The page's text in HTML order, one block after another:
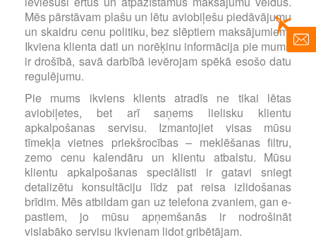
Mēs pārstāvam plašu un lētu aviobiļešu piedāvājumu
un skaidru cenu politiku, bez slēptiem maksājumiem.
Ikviena klienta dati un norēķinu informācija pie mums
ir drošībā, savā darbībā ievērojam spēkā esošo datu
regulējumu.
Pie mums ikviens klients atradīs ne tikai lētas
aviobiļetes, bet arī saņems lielisku klientu
apkalpošanas servisu. Izmantojiet visas mūsu
tīmekļa vietnes priekšrocības – meklēšanas filtru,
zemo cenu kalendāru un klientu atbalstu. Mūsu
klientu apkalpošanas speciālisti ir gatavi sniegt
detalizētu konsultāciju līdz pat reisa izlidošanas
brīdim. Mēs atbildam gan uz telefona zvaniem, gan e-
pastiem, jo mūsu apņemšanās ir nodrošināt
vislabāko servisu ikvienam lidot gribētājam.